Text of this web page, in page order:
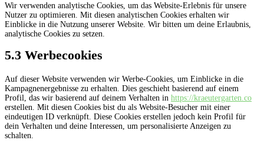
Wir verwenden analytische Cookies, um das Website-Erlebnis für unsere
Nutzer zu optimieren. Mit diesen analytischen Cookies erhalten wir
Einblicke in die Nutzung unserer Website. Wir bitten um deine Erlaubnis,
analytische Cookies zu setzen.
5.3 Werbecookies
Auf dieser Website verwenden wir Werbe-Cookies, um Einblicke in die
Kampagnenergebnisse zu erhalten. Dies geschieht basierend auf einem
Profil, das wir basierend auf deinem Verhalten in https://kraeutergarten.co
erstellen. Mit diesen Cookies bist du als Website-Besucher mit einer
eindeutigen ID verknüpft. Diese Cookies erstellen jedoch kein Profil für
dein Verhalten und deine Interessen, um personalisierte Anzeigen zu
schalten.